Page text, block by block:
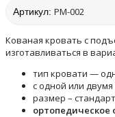
Артикул: PM-002
Кованая кровать с
изготавливаться в
тип кровати —
с одной или
размер –
ортопедическое